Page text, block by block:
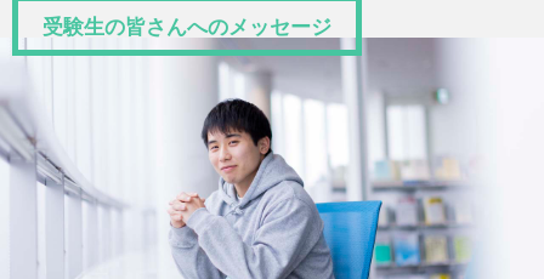
受験生の皆さんへのメッセージ